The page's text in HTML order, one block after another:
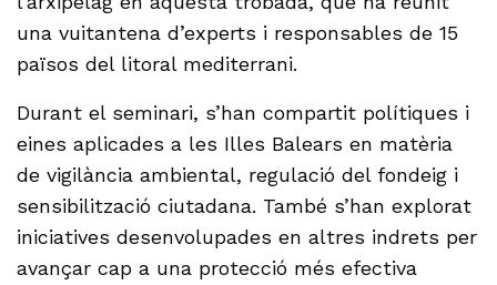
una vuitantena d’experts i responsables de 15
països del litoral mediterrani.
Durant el seminari, s’han compartit polítiques i
eines aplicades a les Illes Balears en matèria
de vigilància ambiental, regulació del fondeig i
sensibilització ciutadana. També s’han explorat
iniciatives desenvolupades en altres indrets per
avançar cap a una protecció més efectiva